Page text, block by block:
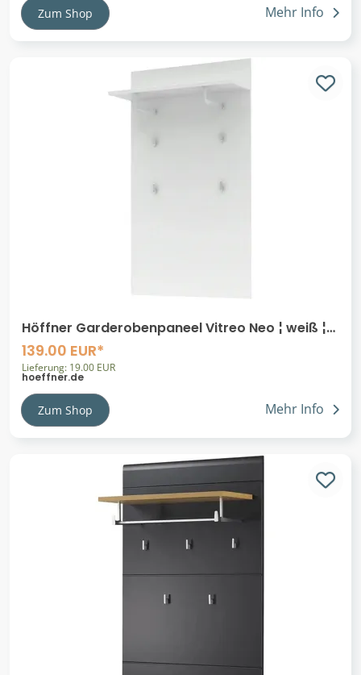
Zum Shop Mehr Info
Höffner Garderobenpaneel Vitreo Neo ¦ weiß ¦
Holzwerkstoff ¦ Maße (cm): B: 80 H: 138 T:
139.00 EUR*
Lieferung: 19.00 EUR
hoeffner.de
Zum Shop Mehr Info